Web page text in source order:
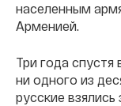
населенным
Арменией.
Три года
ни одного из
русские